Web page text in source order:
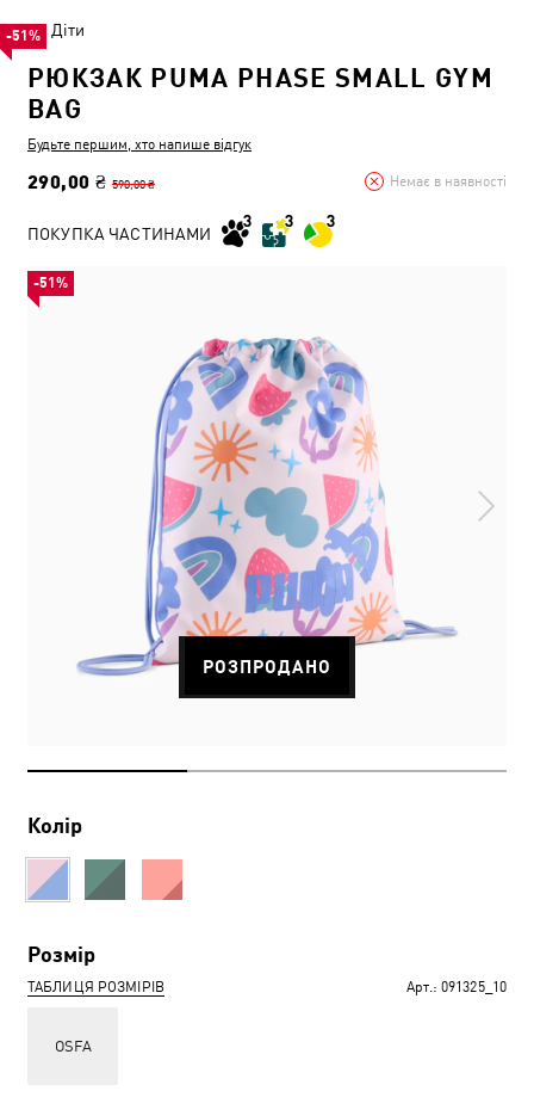
Діти
РЮКЗАК PUMA PHASE SMALL GYM
BAG
Будьте першим, хто напише відгук
290,00 ₴ 590,00 ₴ Немає в наявності
-51%
ПОКУПКА ЧАСТИНАМИ
РОЗПРОДАНО
Колір
Розмір
ТАБЛИЦЯ РОЗМІРІВ Арт.: 091325_10
OSFA
-51%